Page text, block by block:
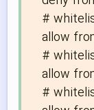
#
allow
#
allow
#